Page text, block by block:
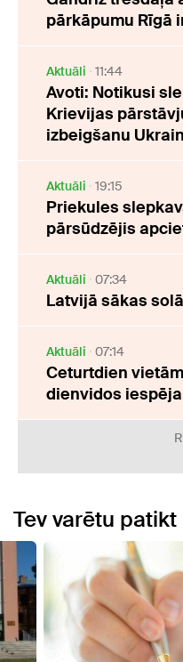
pārkāpumu Rīgā
Aktuāli 11:44
Avoti: Notikusi
Krievijas
izbeigšanu
Aktuāli 19:15
Priekules
pārsūdzējis
Aktuāli 07:34
Latvijā sākas
Aktuāli 07:14
Ceturtdien
dienvidos
Tev varētu patikt